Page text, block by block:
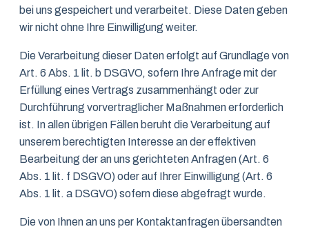
bei uns gespeichert und verarbeitet. Diese Daten geben
wir nicht ohne Ihre Einwilligung weiter.
Die Verarbeitung dieser Daten erfolgt auf Grundlage von
Art. 6 Abs. 1 lit. b DSGVO, sofern Ihre Anfrage mit der
Erfüllung eines Vertrags zusammenhängt oder zur
Durchführung vorvertraglicher Maßnahmen erforderlich
ist. In allen übrigen Fällen beruht die Verarbeitung auf
unserem berechtigten Interesse an der effektiven
Bearbeitung der an uns gerichteten Anfragen (Art. 6
Abs. 1 lit. f DSGVO) oder auf Ihrer Einwilligung (Art. 6
Abs. 1 lit. a DSGVO) sofern diese abgefragt wurde.
Die von Ihnen an uns per Kontaktanfragen übersandten